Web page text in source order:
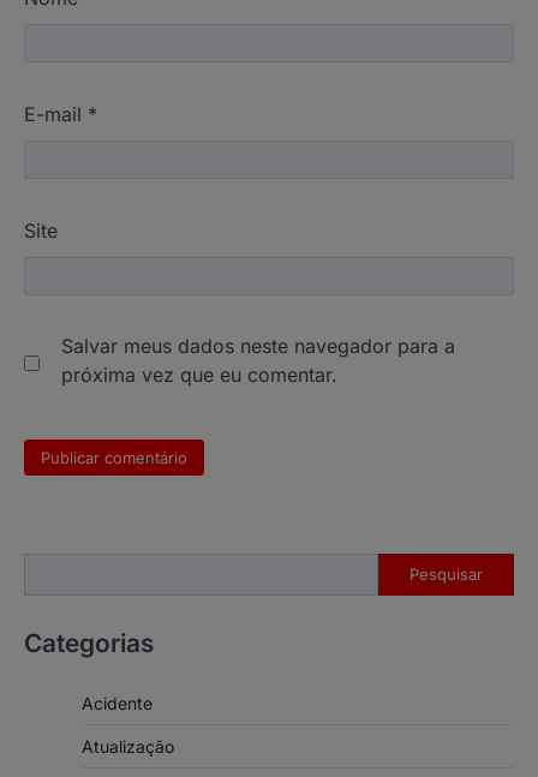
E-mail *
Site
Salvar meus dados neste navegador para a
próxima vez que eu comentar.
Pesquisar
Categorias
Acidente
Atualização